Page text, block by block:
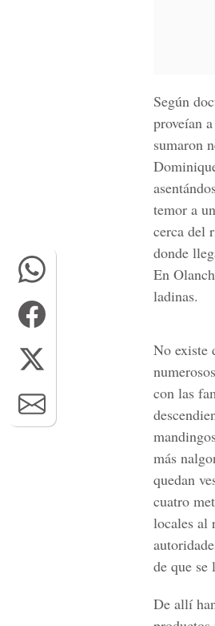
Según
proveían
sumaron
temor a
cerca del
donde
En
ladinas.
No existe
con las
más
quedan
cuatro
locales al
de que se
De allí